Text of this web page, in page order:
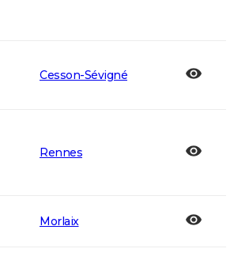
Cesson-Sévigné
Rennes
Morlaix